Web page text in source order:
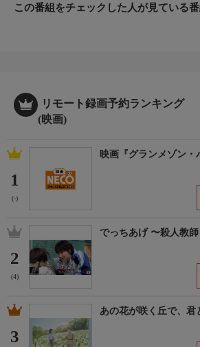
「青と夏」（ユニバーサルミュージック／
この番組をチェックした人が見ている番
リモート録画予約ランキング
(映画)
1
(-)
映画『グランメゾン・
2
(4)
でっちあげ 〜殺人教
3
あの花が咲く丘で、君